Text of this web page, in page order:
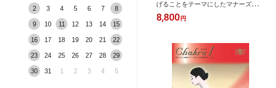
2 3 4 5 6 7 8
9 10 11 12 13 14 15
16 17 18 19 20 21 22
23 24 25 26 27 28 29
30 31 1 2 3 4 5
げることをテーマにしたマナーズサウ
ンド収録ヒーリングミュージック&マ
ナーズサウンドCD サイマティクス 音
8,800 円